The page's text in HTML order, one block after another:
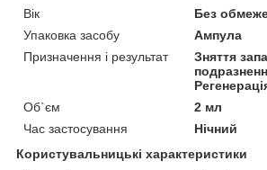
Вік
Без
Упаковка засобу
Ампула
Призначення і результат
Зняття
Об`єм
2 мл
Час застосування
Нічний
Користувальницькі характеристики